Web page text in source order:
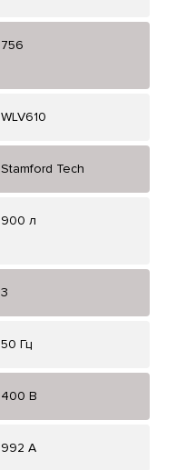
756
WLV610
Stamford Tech
900 л
3
50 Гц
400 В
992 А